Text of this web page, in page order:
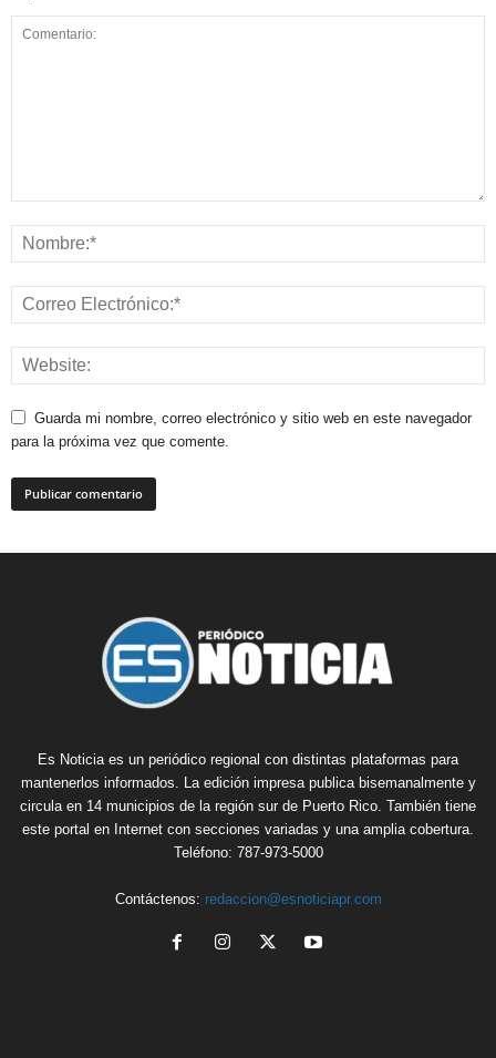
Guarda mi nombre, correo electrónico y sitio web en este navegador
para la próxima vez que comente.
Es Noticia es un periódico regional con distintas plataformas para
mantenerlos informados. La edición impresa publica bisemanalmente y
circula en 14 municipios de la región sur de Puerto Rico. También tiene
este portal en Internet con secciones variadas y una amplia cobertura.
Teléfono: 787-973-5000
Contáctenos: redaccion@esnoticiapr.com